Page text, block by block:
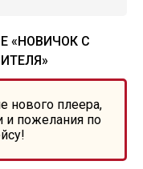
«НОВИЧОК С
нового плеера,
и пожелания по